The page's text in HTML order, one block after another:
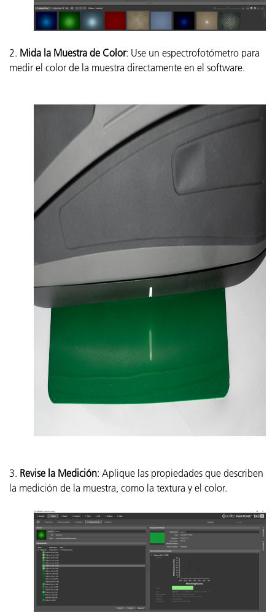
2. Mida la Muestra de Color: Use un espectrofotómetro para
medir el color de la muestra directamente en el software.
3. Revise la Medición: Aplique las propiedades que describen
la medición de la muestra, como la textura y el color.